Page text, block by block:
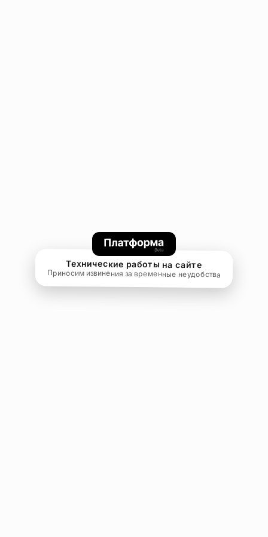
Технические работы на сайте
Приносим извинения за временные неудобства